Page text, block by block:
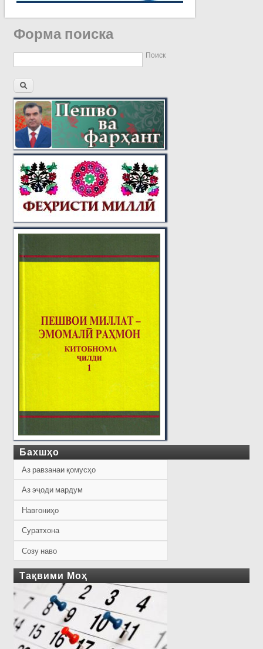
Форма поиска
Поиск
Бахшҳо
Аз равзанаи қомусҳо
Аз эҷоди мардум
Навгониҳо
Суратхона
Созу наво
Тақвими Моҳ